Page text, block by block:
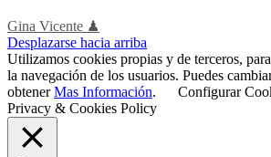
Gina Vicente ♟
Desplazarse hacia arriba
Utilizamos cookies propias y de terceros,
la navegación de los usuarios. Puedes
obtenerMas Información. Configurar
Privacy & Cookies Policy